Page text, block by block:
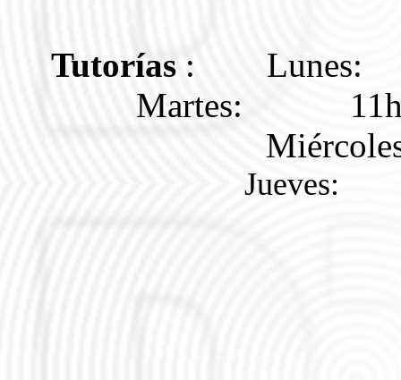
Tutorías :
Lunes:
Martes:
Jueves: